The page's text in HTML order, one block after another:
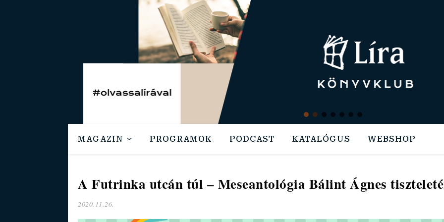
MAGAZIN PROGRAMOK PODCAST KATALÓGUS WEBSHOP
A Futrinka utcán túl – Meseantológia Bálint Ágnes
2020.11.26.